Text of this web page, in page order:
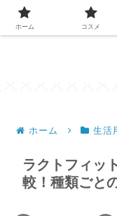
失敗
ホーム 生活
ラクトフィッ
較！種類ごと
ホーム コスメ